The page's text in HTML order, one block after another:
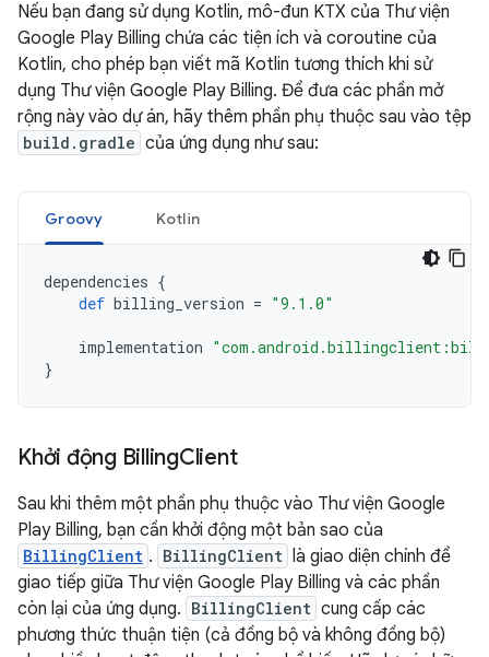
Nếu bạn đang sử dụng Kotlin, mô-đun KTX của Thư viện
Google Play Billing chứa các tiện ích và coroutine của
Kotlin, cho phép bạn viết mã Kotlin tương thích khi sử
dụng Thư viện Google Play Billing. Để đưa các phần mở
rộng này vào dự án, hãy thêm phần phụ thuộc sau vào tệp
build.gradle của ứng dụng như sau:
Groovy Kotlin
dependencies {
def billing_version = "9.1.0"
implementation
}
Khởi động BillingClient
Sau khi thêm một phần phụ thuộc vào Thư viện Google
Play Billing, bạn cần khởi động một bản sao của
BillingClient . BillingClient là giao diện chính để
giao tiếp giữa Thư viện Google Play Billing và các phần
còn lại của ứng dụng. BillingClient cung cấp các
phương thức thuận tiện (cả đồng bộ và không đồng bộ)